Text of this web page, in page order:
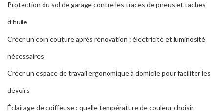
Protection du sol de garage contre les traces de pneus et taches
d’huile
Créer un coin couture après rénovation : électricité et luminosité
nécessaires
Créer un espace de travail ergonomique à domicile pour faciliter les
devoirs
Éclairage de coiffeuse : quelle température de couleur choisir